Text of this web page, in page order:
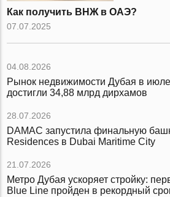
Как получить ВНЖ в ОАЭ?
07.07.2025
04.08.2026
Рынок недвижимости Дубая в
достигли 34,88 млрд дирхамов
28.07.2026
DAMAC запустила финальную
Residences в Dubai Maritime City
21.07.2026
Метро Дубая ускоряет стройку:
Blue Line пройден в рекордный